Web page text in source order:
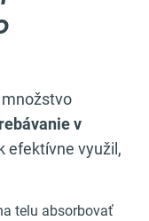
v
efektívne využil,
telu absorbovať